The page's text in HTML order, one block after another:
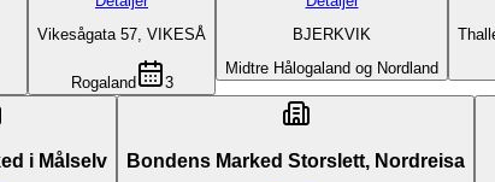
Vikesågata 57, VIKESÅ
Rogaland 3
BJERKVIK
Midtre Hålogaland og Nordland
i Målselv Bondens Marked Storslett, Nordreisa